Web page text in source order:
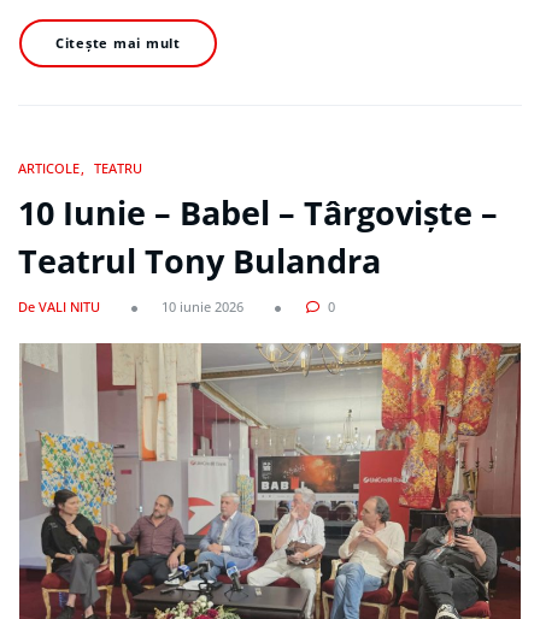
Citește mai mult
ARTICOLE TEATRU
10 Iunie – Babel – Târgoviște –
Teatrul Tony Bulandra
De VALI NITU 10 iunie 2026 0